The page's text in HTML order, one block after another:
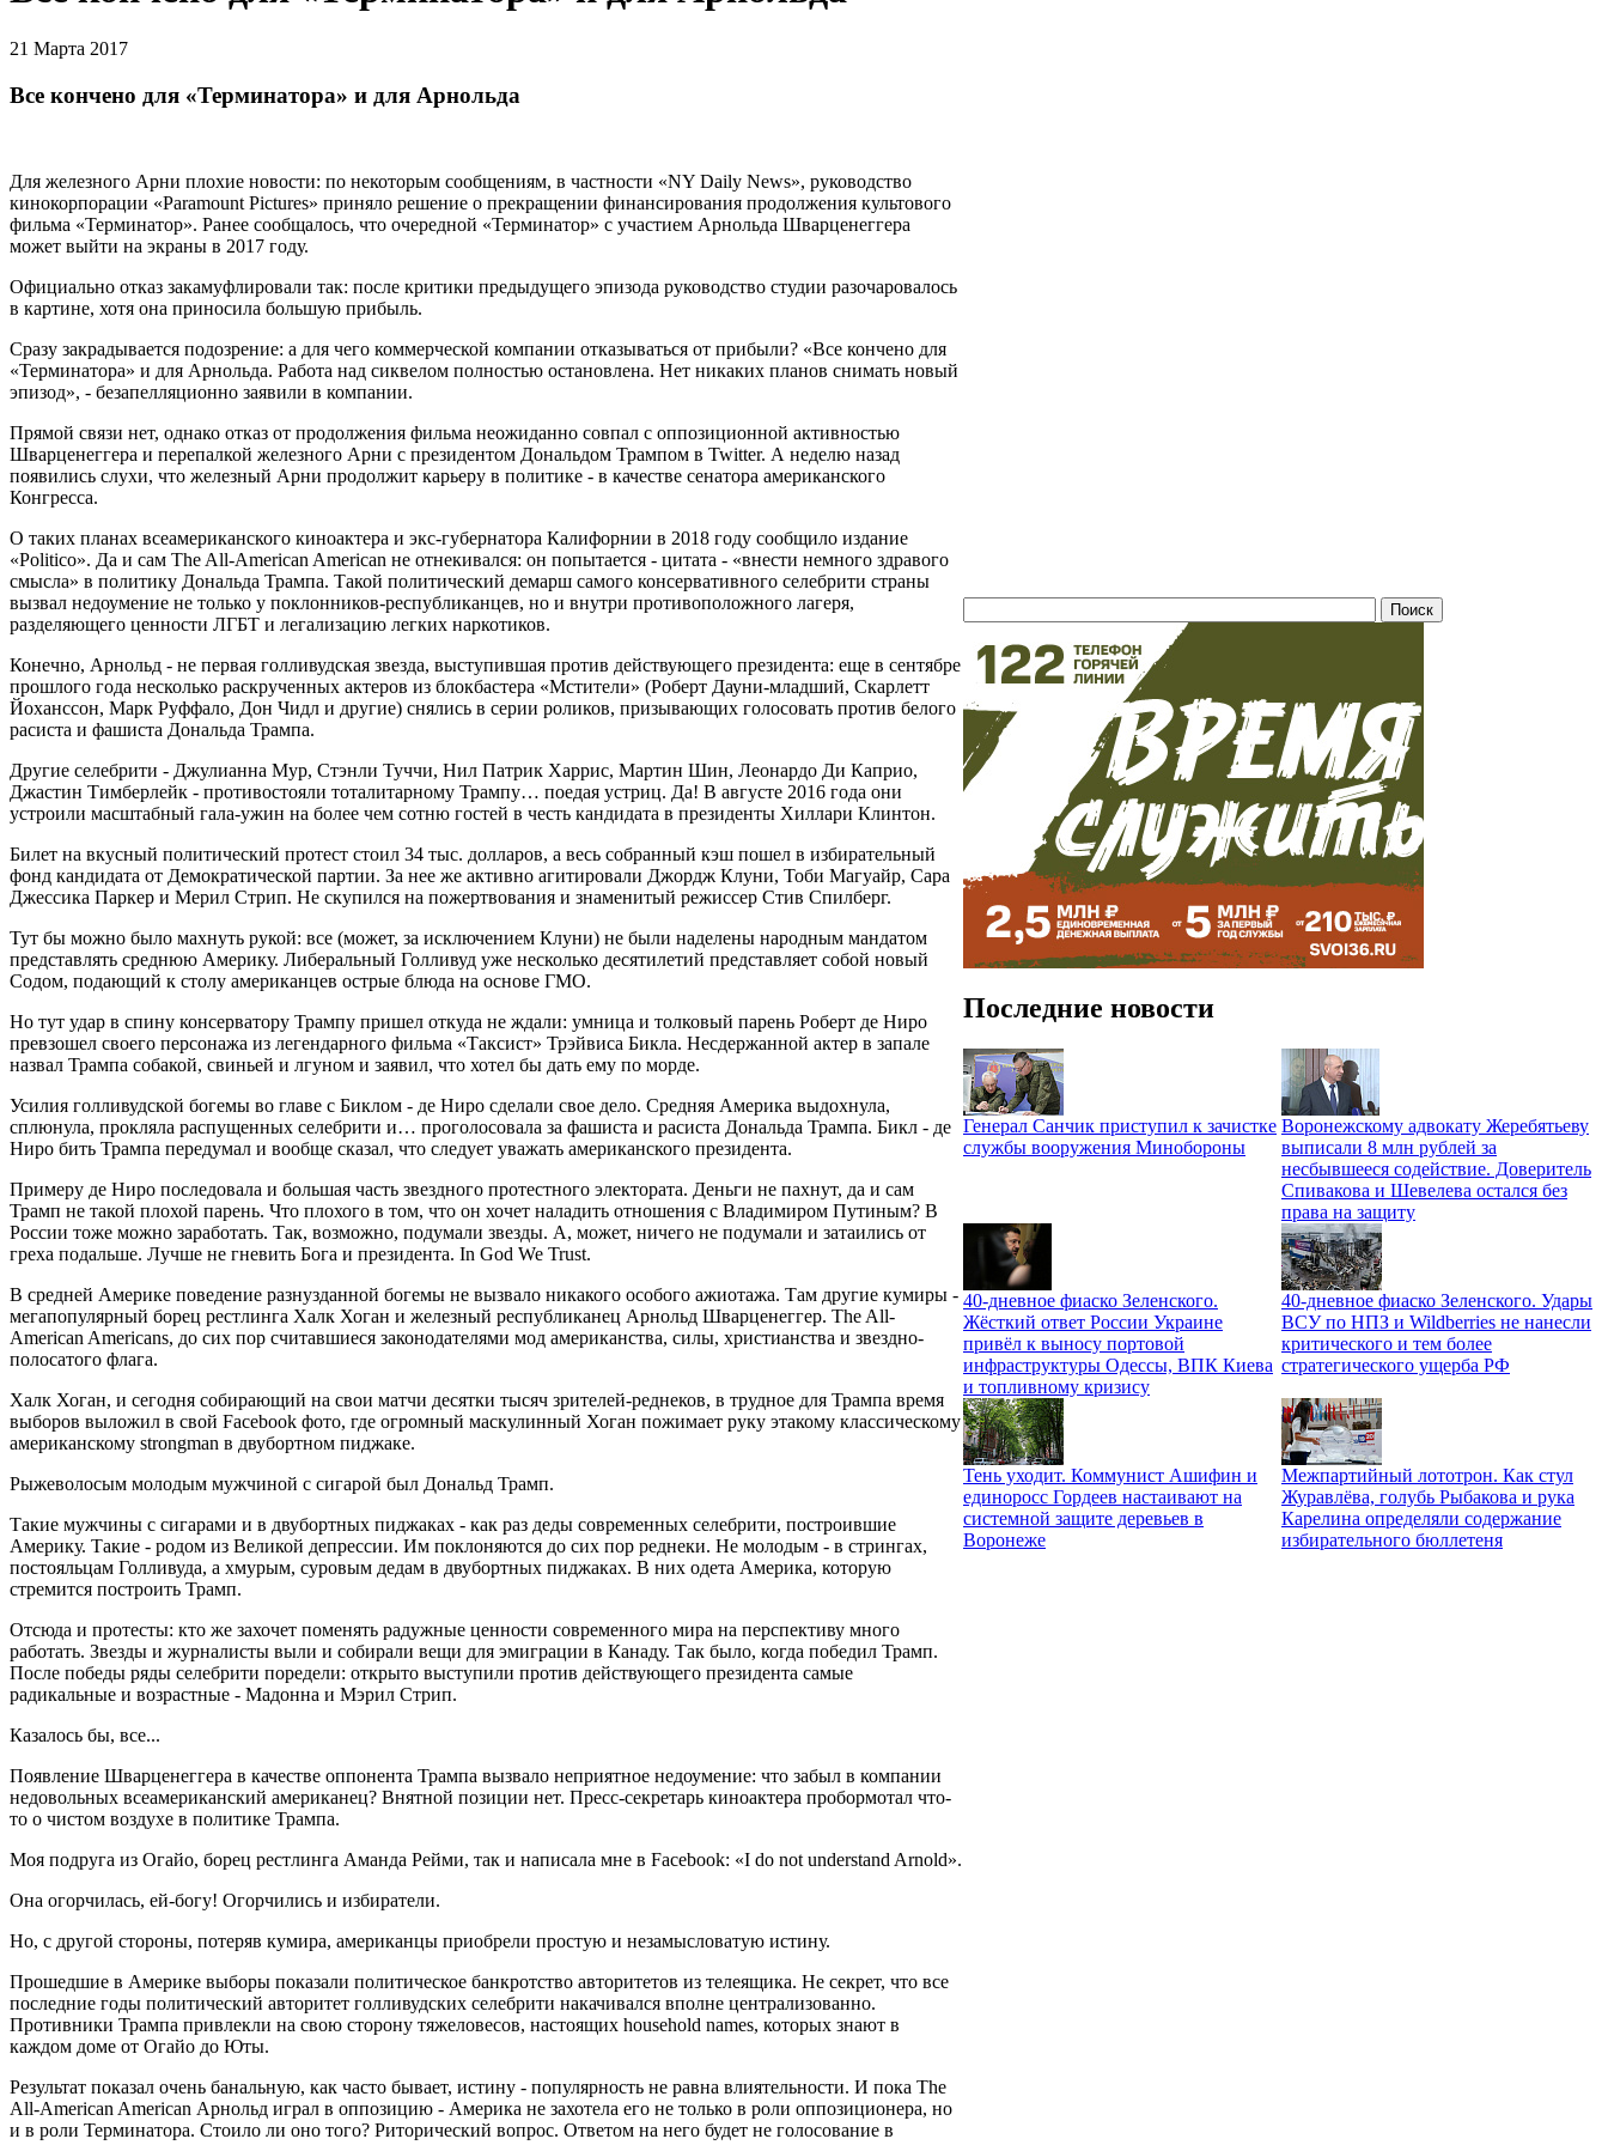
21 Марта 2017
Все кончено для «Терминатора» и для Арнольда
Для железного Арни плохие новости: по некоторым сообщениям, в частности «NY Daily News», руководство
кинокорпорации «Paramount Pictures» приняло решение о прекращении финансирования продолжения культового
фильма «Терминатор». Ранее сообщалось, что очередной «Терминатор» с участием Арнольда Шварценеггера
может выйти на экраны в 2017 году.
Официально отказ закамуфлировали так: после критики предыдущего эпизода руководство студии разочаровалось
в картине, хотя она приносила большую прибыль.
Сразу закрадывается подозрение: а для чего коммерческой компании отказываться от прибыли? «Все кончено для
«Терминатора» и для Арнольда. Работа над сиквелом полностью остановлена. Нет никаких планов снимать новый
эпизод», - безапелляционно заявили в компании.
Прямой связи нет, однако отказ от продолжения фильма неожиданно совпал с оппозиционной активностью
Шварценеггера и перепалкой железного Арни с президентом Дональдом Трампом в Twitter. А неделю назад
появились слухи, что железный Арни продолжит карьеру в политике - в качестве сенатора американского
Конгресса.
О таких планах всеамериканского киноактера и экс-губернатора Калифорнии в 2018 году сообщило издание
«Politico». Да и сам The All-American American не отнекивался: он попытается - цитата - «внести немного здравого
смысла» в политику Дональда Трампа. Такой политический демарш самого консервативного селебрити страны
вызвал недоумение не только у поклонников-республиканцев, но и внутри противоположного лагеря,
разделяющего ценности ЛГБТ и легализацию легких наркотиков.
Конечно, Арнольд - не первая голливудская звезда, выступившая против действующего президента: еще в сентябре
прошлого года несколько раскрученных актеров из блокбастера «Мстители» (Роберт Дауни-младший, Скарлетт
Йоханссон, Марк Руффало, Дон Чидл и другие) снялись в серии роликов, призывающих голосовать против белого
расиста и фашиста Дональда Трампа.
Другие селебрити - Джулианна Мур, Стэнли Туччи, Нил Патрик Харрис, Мартин Шин, Леонардо Ди Каприо,
Джастин Тимберлейк - противостояли тоталитарному Трампу… поедая устриц. Да! В августе 2016 года они
устроили масштабный гала-ужин на более чем сотню гостей в честь кандидата в президенты Хиллари Клинтон.
Билет на вкусный политический протест стоил 34 тыс. долларов, а весь собранный кэш пошел в избирательный
фонд кандидата от Демократической партии. За нее же активно агитировали Джордж Клуни, Тоби Магуайр, Сара
Джессика Паркер и Мерил Стрип. Не скупился на пожертвования и знаменитый режиссер Стив Спилберг.
Тут бы можно было махнуть рукой: все (может, за исключением Клуни) не были наделены народным мандатом
представлять среднюю Америку. Либеральный Голливуд уже несколько десятилетий представляет собой новый
Содом, подающий к столу американцев острые блюда на основе ГМО.
Но тут удар в спину консерватору Трампу пришел откуда не ждали: умница и толковый парень Роберт де Ниро
превзошел своего персонажа из легендарного фильма «Таксист» Трэйвиса Бикла. Несдержанной актер в запале
назвал Трампа собакой, свиньей и лгуном и заявил, что хотел бы дать ему по морде.
Усилия голливудской богемы во главе с Биклом - де Ниро сделали свое дело. Средняя Америка выдохнула,
сплюнула, прокляла распущенных селебрити и… проголосовала за фашиста и расиста Дональда Трампа. Бикл - де
Ниро бить Трампа передумал и вообще сказал, что следует уважать американского президента.
Примеру де Ниро последовала и большая часть звездного протестного электората. Деньги не пахнут, да и сам
Трамп не такой плохой парень. Что плохого в том, что он хочет наладить отношения с Владимиром Путиным? В
России тоже можно заработать. Так, возможно, подумали звезды. А, может, ничего не подумали и затаились от
греха подальше. Лучше не гневить Бога и президента. In God We Trust.
В средней Америке поведение разнузданной богемы не вызвало никакого особого ажиотажа. Там другие кумиры -
мегапопулярный борец рестлинга Халк Хоган и железный республиканец Арнольд Шварценеггер. The All-
American Americans, до сих пор считавшиеся законодателями мод американства, силы, христианства и звездно-
полосатого флага.
Халк Хоган, и сегодня собирающий на свои матчи десятки тысяч зрителей-реднеков, в трудное для Трампа время
выборов выложил в свой Facebook фото, где огромный маскулинный Хоган пожимает руку этакому классическому
американскому strongman в двубортном пиджаке.
Рыжеволосым молодым мужчиной с сигарой был Дональд Трамп.
Такие мужчины с сигарами и в двубортных пиджаках - как раз деды современных селебрити, построившие
Америку. Такие - родом из Великой депрессии. Им поклоняются до сих пор реднеки. Не молодым - в стрингах,
постояльцам Голливуда, а хмурым, суровым дедам в двубортных пиджаках. В них одета Америка, которую
стремится построить Трамп.
Отсюда и протесты: кто же захочет поменять радужные ценности современного мира на перспективу много
работать. Звезды и журналисты выли и собирали вещи для эмиграции в Канаду. Так было, когда победил Трамп.
После победы ряды селебрити поредели: открыто выступили против действующего президента самые
радикальные и возрастные - Мадонна и Мэрил Стрип.
Казалось бы, все...
Появление Шварценеггера в качестве оппонента Трампа вызвало неприятное недоумение: что забыл в компании
недовольных всеамериканский американец? Внятной позиции нет. Пресс-секретарь киноактера пробормотал что-
то о чистом воздухе в политике Трампа.
Моя подруга из Огайо, борец рестлинга Аманда Рейми, так и написала мне в Facebook: «I do not understand Arnold».
Она огорчилась, ей-богу! Огорчились и избиратели.
Но, с другой стороны, потеряв кумира, американцы приобрели простую и незамысловатую истину.
Прошедшие в Америке выборы показали политическое банкротство авторитетов из телеящика. Не секрет, что все
последние годы политический авторитет голливудских селебрити накачивался вполне централизованно.
Противники Трампа привлекли на свою сторону тяжеловесов, настоящих household names, которых знают в
каждом доме от Огайо до Юты.
Результат показал очень банальную, как часто бывает, истину - популярность не равна влиятельности. И пока The
All-American American Арнольд играл в оппозицию - Америка не захотела его не только в роли оппозиционера, но
и в роли Терминатора. Стоило ли оно того? Риторический вопрос. Ответом на него будет не голосование в
Последние новости
Генерал Санчик приступил к зачистке
службы вооружения Минобороны
Воронежскому адвокату Жеребятьеву
выписали 8 млн рублей за
несбывшееся содействие. Доверитель
Спивакова и Шевелева остался без
права на защиту
40-дневное фиаско Зеленского.
Жёсткий ответ России Украине
привёл к выносу портовой
инфраструктуры Одессы, ВПК Киева
и топливному кризису
40-дневное фиаско Зеленского. Удары
ВСУ по НПЗ и Wildberries не нанесли
критического и тем более
стратегического ущерба РФ
Тень уходит. Коммунист Ашифин и
единоросс Гордеев настаивают на
системной защите деревьев в
Воронеже
Межпартийный лототрон. Как стул
Журавлёва, голубь Рыбакова и рука
Карелина определяли содержание
избирательного бюллетеня